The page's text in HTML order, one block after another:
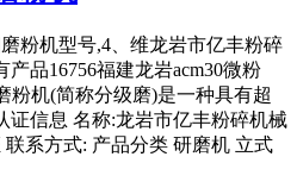
粉机型号,4、维龙岩市亿丰粉碎
品16756福建龙岩acm30微粉
粉机(简称分级磨)是一种具有超
证信息 名称:龙岩市亿丰粉碎机械
系方式: 产品分类 研磨机 立式